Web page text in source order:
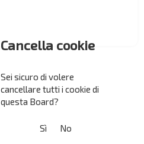
Cancella cookie
Sei sicuro di volere
cancellare tutti i cookie di
questa Board?